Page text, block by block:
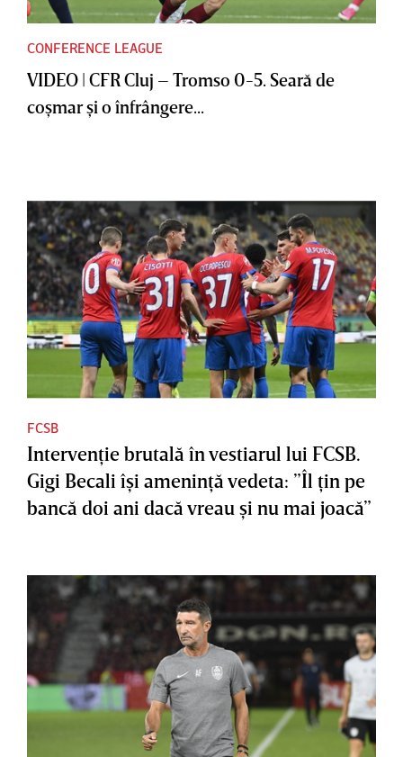
CONFERENCE LEAGUE
VIDEO | CFR Cluj – Tromso 0-5. Seară de
coşmar şi o înfrângere...
FCSB
Intervenţie brutală în vestiarul lui FCSB.
Gigi Becali îşi ameninţă vedeta: ”Îl ţin pe
bancă doi ani dacă vreau şi nu mai joacă”